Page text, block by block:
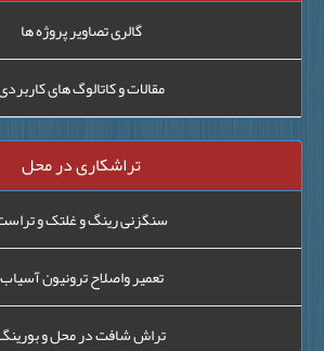
گالری تصاویر پروژه ها
مقالات و کاتالوگ های کاربردی
تراشکاری در محل
سنگزنی رینگ و غلتک و تراست
تعمیر واصلاح ترونیون آسیاب
تراش شافت در محل و بورینگ